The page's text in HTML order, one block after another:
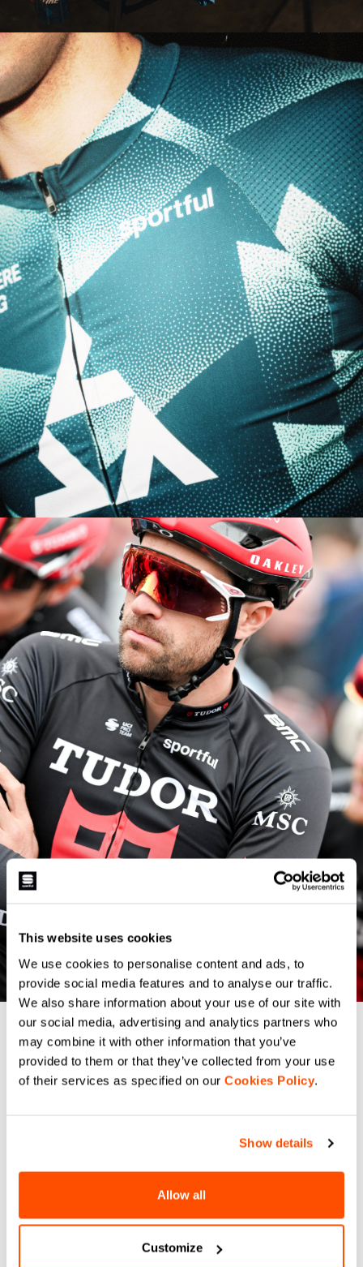
This website uses cookies
We use cookies to personalise content and ads, to
provide social media features and to analyse our traffic.
We also share information about your use of our site with
our social media, advertising and analytics partners who
may combine it with other information that you’ve
provided to them or that they’ve collected from your use
of their services as specified on our Cookies Policy.
Show details
Allow all
Customize